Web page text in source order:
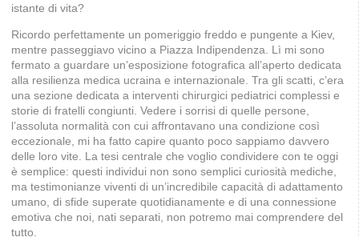
istante di vita?
Ricordo perfettamente un pomeriggio freddo e pungente a Kiev,
mentre passeggiavo vicino a Piazza Indipendenza. Lì mi sono
fermato a guardare un’esposizione fotografica all’aperto dedicata
alla resilienza medica ucraina e internazionale. Tra gli scatti, c’era
una sezione dedicata a interventi chirurgici pediatrici complessi e
storie di fratelli congiunti. Vedere i sorrisi di quelle persone,
l’assoluta normalità con cui affrontavano una condizione così
eccezionale, mi ha fatto capire quanto poco sappiamo davvero
delle loro vite. La tesi centrale che voglio condividere con te oggi
è semplice: questi individui non sono semplici curiosità mediche,
ma testimonianze viventi di un’incredibile capacità di adattamento
umano, di sfide superate quotidianamente e di una connessione
emotiva che noi, nati separati, non potremo mai comprendere del
tutto.